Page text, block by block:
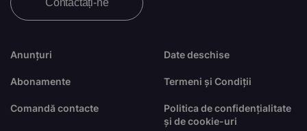
Anunțuri
Abonamente
Comandă contacte
Date deschise
Termeni și Condiții
Politica de confidențialitate
și de cookie-uri
Contactați-ne